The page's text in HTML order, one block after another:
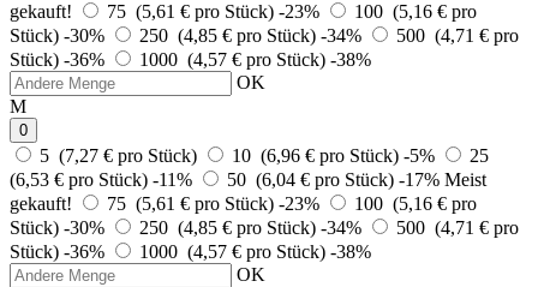
gekauft!
75 (5,61 € pro Stück) -23%
100 (5,16 € pro
Stück) -30% 250 (4,85 € pro Stück) -34%
500 (4,71 € pro
Stück) -36% 1000 (4,57 € pro Stück) -38%
OK
M
0
5 (7,27 € pro Stück) 10 (6,96 € pro Stück) -5%
25
(6,53 € pro Stück) -11% 50 (6,04 € pro Stück) -17% Meist
gekauft!
75 (5,61 € pro Stück) -23%
100 (5,16 € pro
Stück) -30% 250 (4,85 € pro Stück) -34%
500 (4,71 € pro
Stück) -36% 1000 (4,57 € pro Stück) -38%
OK